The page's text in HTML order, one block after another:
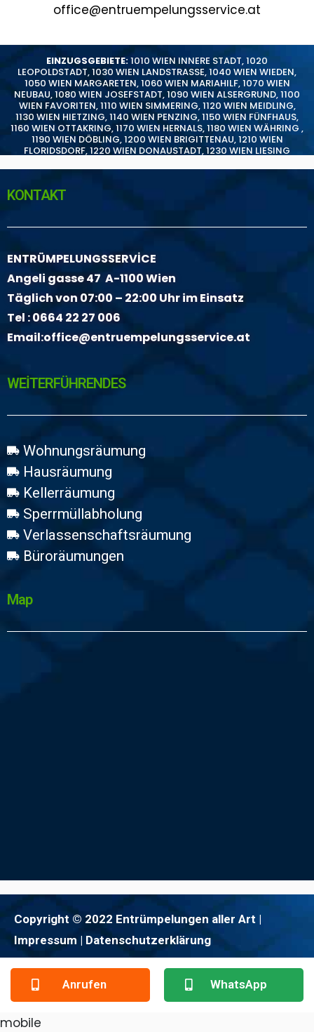
office@entruempelungsservice.at
EINZUGSGEBIETE:1010 WIEN INNERE STADT,1020
LEOPOLDSTADT,1030 WIEN LANDSTRASSE,1040 WIEN WIEDEN,
1050 WIEN MARGARETEN,1060 WIEN MARIAHILF,1070 WIEN
NEUBAU,1080 WIEN JOSEFSTADT,1090 WIEN ALSERGRUND,1100
WIEN FAVORITEN,1110 WIEN SIMMERING,1120 WIEN MEIDLING,
1130 WIEN HIETZING,1140 WIEN PENZING,1150 WIEN FÜNFHAUS,
1160 WIEN OTTAKRING,1170 WIEN HERNALS,1180 WIEN WÄHRING ,
1190 WIEN DÖBLING,1200 WIEN BRIGITTENAU,1210 WIEN
FLORIDSDORF,1220 WIEN DONAUSTADT,1230 WIEN LIESING
KONTAKT
ENTRÜMPELUNGSSERVİCE
Angeli gasse 47 A-1100 Wien
Täglich von 07:00 – 22:00 Uhr im Einsatz
Tel :0664 22 27 006
Email:office@entruempelungsservice.at
WEİTERFÜHRENDES
Wohnungsräumung
Hausräumung
Kellerräumung
Sperrmüllabholung
Verlassenschaftsräumung
Büroräumungen
Map
Copyright © 2022 Entrümpelungen aller Art |
Impressum | Datenschutzerklärung
Anrufen WhatsApp